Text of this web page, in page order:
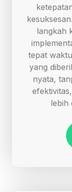
langkah
tepat
yang
nyata,
lebih